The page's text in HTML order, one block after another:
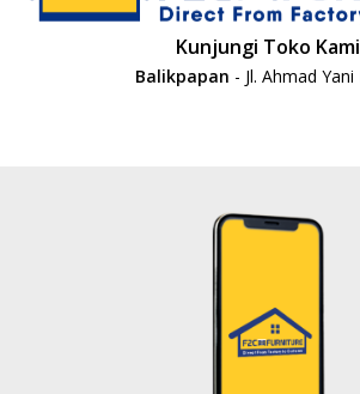
Kunjungi Toko Kami
Balikpapan - Jl. Ahmad